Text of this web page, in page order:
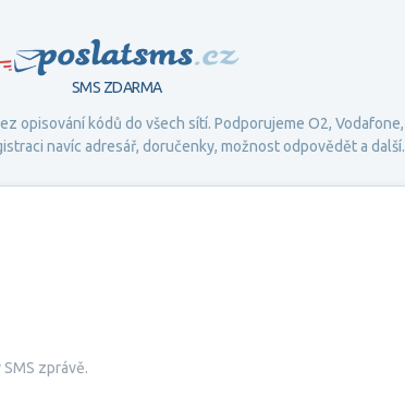
PoslatSMS.cz
SMS ZDARMA
opisování kódů do všech sítí. Podporujeme O2, Vodafone,
navíc adresář, doručenky, možnost odpovědět a další.
zprávě.